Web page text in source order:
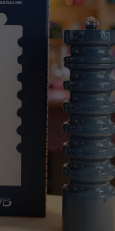
AL CARRITO